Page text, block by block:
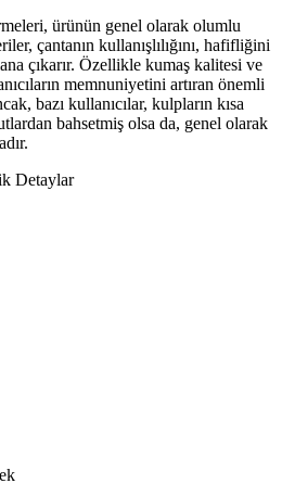
ürünün genel olarak olumlu
çantanın kullanışlılığını, hafifliğini
çıkarır. Özellikle kumaş kalitesi ve
memnuniyetini artıran önemli
bazı kullanıcılar, kulpların kısa
bahsetmiş olsa da, genel olarak
Detaylar